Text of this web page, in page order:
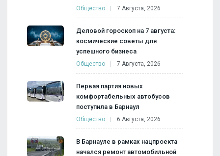
Общество 7 Августа, 2026
Деловой гороскоп на 7 августа:
космические советы для
успешного бизнеса
Общество 7 Августа, 2026
Первая партия новых
комфортабельных автобусов
поступила в Барнаул
Общество 6 Августа, 2026
В Барнауле в рамках нацпроекта
начался ремонт автомобильной